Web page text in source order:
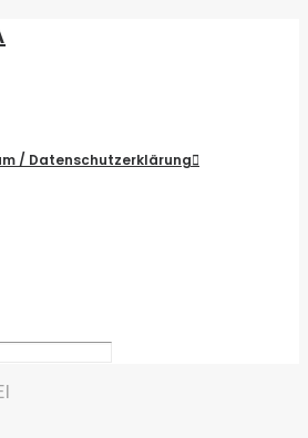
/ Datenschutzerklärung